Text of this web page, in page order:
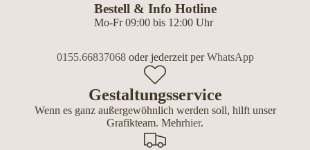
Bestell & Info Hotline
Mo-Fr 09:00 bis 12:00 Uhr
0155.66837068oder jederzeit perWhatsApp
Gestaltungsservice
Wenn es ganz außergewöhnlich werden soll, hilft unser
Grafikteam. Mehrhier.